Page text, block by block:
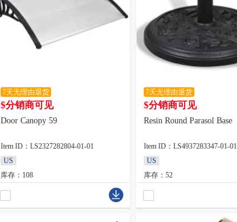
7天无理由退货
$分销商可见
Door Canopy 59
Item ID：LS2327282804-01-01
US
库存：108
7天无理由退货
$分销商可见
Resin Round Parasol Base
Item ID：LS4937283347-01-01
US
库存：52